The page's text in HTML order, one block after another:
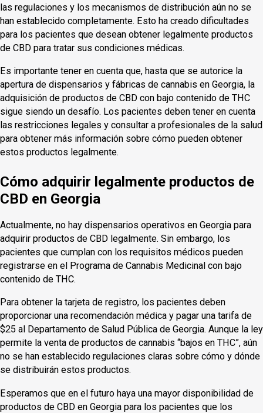
las regulaciones y los mecanismos de distribución aún no se
han establecido completamente. Esto ha creado dificultades
para los pacientes que desean obtener legalmente productos
de CBD para tratar sus condiciones médicas.
Es importante tener en cuenta que, hasta que se autorice la
apertura de dispensarios y fábricas de cannabis en Georgia, la
adquisición de productos de CBD con bajo contenido de THC
sigue siendo un desafío. Los pacientes deben tener en cuenta
las restricciones legales y consultar a profesionales de la salud
para obtener más información sobre cómo pueden obtener
estos productos legalmente.
Cómo adquirir legalmente productos de
CBD en Georgia
Actualmente, no hay dispensarios operativos en Georgia para
adquirir productos de CBD legalmente. Sin embargo, los
pacientes que cumplan con los requisitos médicos pueden
registrarse en el Programa de Cannabis Medicinal con bajo
contenido de THC.
Para obtener la tarjeta de registro, los pacientes deben
proporcionar una recomendación médica y pagar una tarifa de
$25 al Departamento de Salud Pública de Georgia. Aunque la ley
permite la venta de productos de cannabis “bajos en THC”, aún
no se han establecido regulaciones claras sobre cómo y dónde
se distribuirán estos productos.
Esperamos que en el futuro haya una mayor disponibilidad de
productos de CBD en Georgia para los pacientes que los